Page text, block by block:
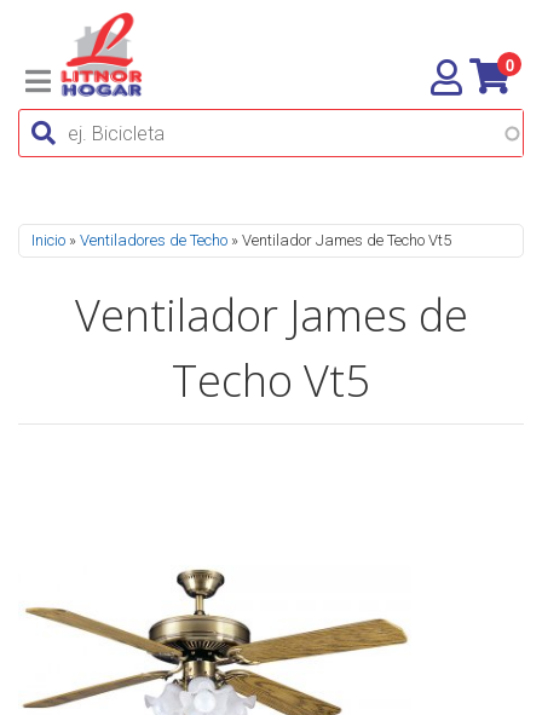
0
Se encuentra usted aquí
Inicio » Ventiladores de Techo » Ventilador James de Techo Vt5
Ventilador James de
Techo Vt5